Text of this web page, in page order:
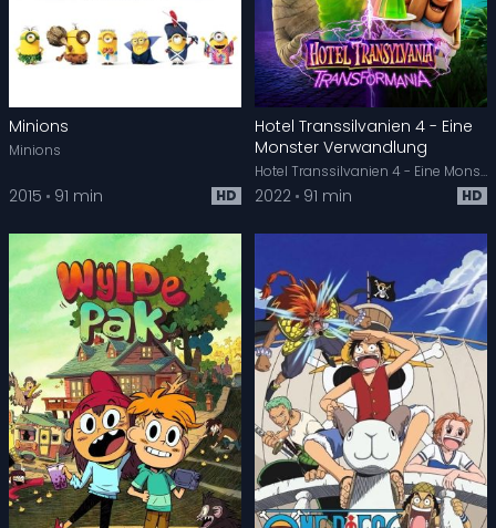
Minions
Minions
2015 91 min HD
Hotel Transsilvanien 4 - Eine
Monster Verwandlung
Hotel Transsilvanien 4 - Eine Monster Verwandlung
2022 91 min HD